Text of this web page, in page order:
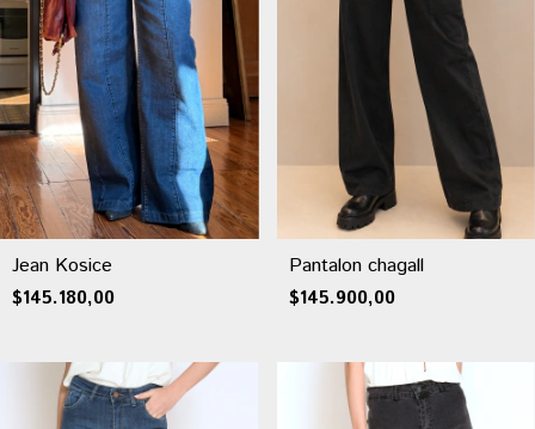
Jean Kosice
$145.180,00
Pantalon chagall
$145.900,00